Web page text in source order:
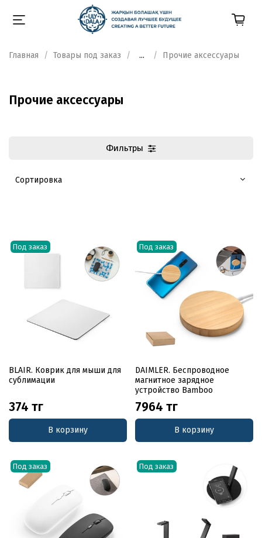
Главная Товары под заказ ... Прочие аксессуары
Прочие аксессуары
Фильтры
Под заказ
BLAIR. Коврик для мыши для
сублимации
374 тг
В корзину
Под заказ
DAIMLER. Беспроводное
магнитное зарядное
устройство Bamboo
7964 тг
В корзину
Под заказ Под заказ